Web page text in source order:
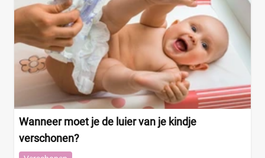
Wanneer moet je de luier van je kindje
verschonen?